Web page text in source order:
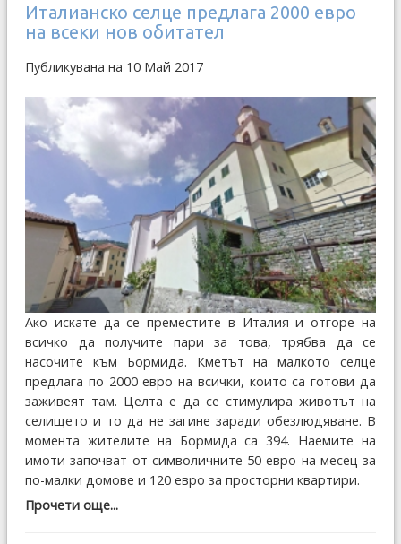
Италианско селце предлага 2000 евро
на всеки нов обитател
Публикувана на 10 Май 2017
Ако искате да се преместите в Италия и отгоре на
всичко да получите пари за това, трябва да се
насочите към Бормида. Кметът на малкото селце
предлага по 2000 евро на всички, които са готови да
заживеят там. Целта е да се стимулира животът на
селището и то да не загине заради обезлюдяване. В
момента жителите на Бормида са 394. Наемите на
имоти започват от символичните 50 евро на месец за
по-малки домове и 120 евро за просторни квартири.
Прочети още...